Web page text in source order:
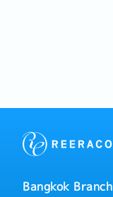
Bangkok Branch